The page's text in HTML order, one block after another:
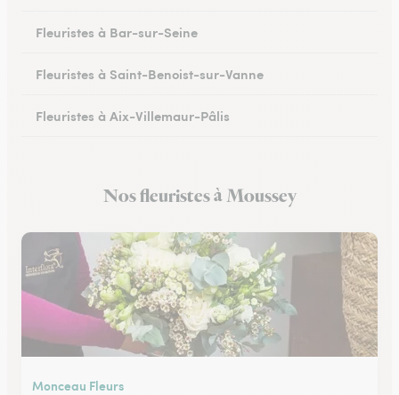
Fleuristes à Bar-sur-Seine
Fleuristes à Saint-Benoist-sur-Vanne
Fleuristes à Aix-Villemaur-Pâlis
Nos fleuristes à Moussey
Monceau Fleurs